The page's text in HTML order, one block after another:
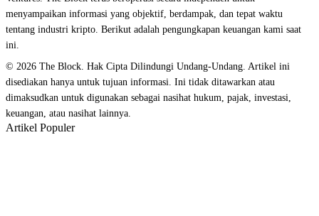
menyampaikan informasi yang objektif, berdampak, dan tepat waktu
tentang industri kripto. Berikut adalah pengungkapan keuangan kami saat
ini.
© 2026 The Block. Hak Cipta Dilindungi Undang-Undang. Artikel ini
disediakan hanya untuk tujuan informasi. Ini tidak ditawarkan atau
dimaksudkan untuk digunakan sebagai nasihat hukum, pajak, investasi,
keuangan, atau nasihat lainnya.
Artikel Populer